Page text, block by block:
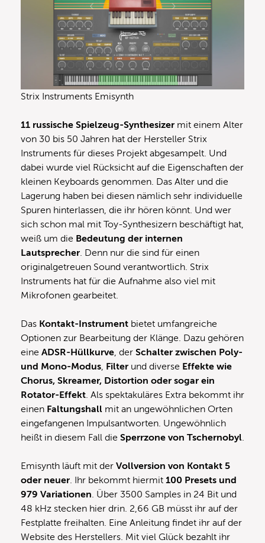
Strix Instruments Emisynth
11 russische Spielzeug-Synthesizer mit einem Alter
von 30 bis 50 Jahren hat der Hersteller Strix
Instruments für dieses Projekt abgesampelt. Und
dabei wurde viel Rücksicht auf die Eigenschaften der
kleinen Keyboards genommen. Das Alter und die
Lagerung haben bei diesen nämlich sehr individuelle
Spuren hinterlassen, die ihr hören könnt. Und wer
sich schon mal mit Toy-Synthesizern beschäftigt hat,
weiß um die Bedeutung der internen
Lautsprecher . Denn nur die sind für einen
originalgetreuen Sound verantwortlich. Strix
Instruments hat für die Aufnahme also viel mit
Mikrofonen gearbeitet.
Das Kontakt-Instrument bietet umfangreiche
Optionen zur Bearbeitung der Klänge. Dazu gehören
eine ADSR-Hüllkurve , der Schalter zwischen Poly-
und Mono-Modus Filter und diverse Effekte wie
Chorus, Skreamer, Distortion oder sogar ein
Rotator-Effekt . Als spektakuläres Extra bekommt ihr
einen Faltungshall mit an ungewöhnlichen Orten
eingefangenen Impulsantworten. Ungewöhnlich
heißt in diesem Fall die Sperrzone von Tschernobyl
Emisynth läuft mit der Vollversion von Kontakt 5
oder neuer . Ihr bekommt hiermit 100 Presets und
979 Variationen . Über 3500 Samples in 24 Bit und
48 kHz stecken hier drin. 2,66 GB müsst ihr auf der
Festplatte freihalten. Eine Anleitung findet ihr auf der
Website des Herstellers. Mit viel Glück bezahlt ihr